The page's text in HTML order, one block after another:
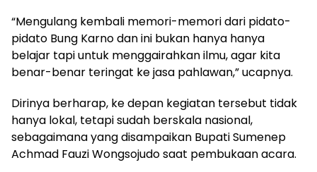
“Mengulang kembali memori-memori dari pidato-
pidato Bung Karno dan ini bukan hanya hanya
belajar tapi untuk menggairahkan ilmu, agar kita
benar-benar teringat ke jasa pahlawan,” ucapnya.
Dirinya berharap, ke depan kegiatan tersebut tidak
hanya lokal, tetapi sudah berskala nasional,
sebagaimana yang disampaikan Bupati Sumenep
Achmad Fauzi Wongsojudo saat pembukaan acara.